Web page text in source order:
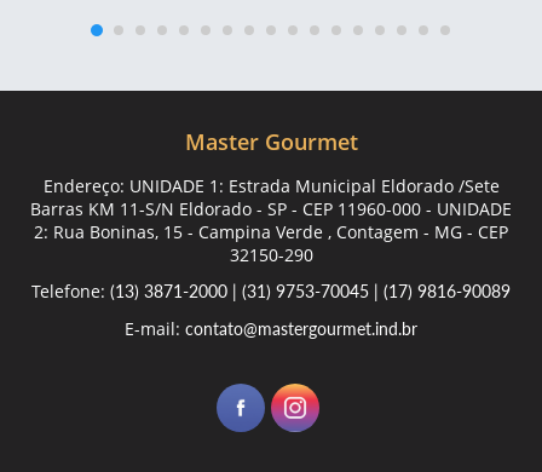
Master Gourmet
Endereço: UNIDADE 1: Estrada Municipal Eldorado /Sete
Barras KM 11-S/N Eldorado - SP - CEP 11960-000 - UNIDADE
2: Rua Boninas, 15 - Campina Verde , Contagem - MG - CEP
32150-290
Telefone: (13) 3871-2000 | (31) 9753-70045 | (17) 9816-90089
E-mail: contato@mastergourmet.ind.br